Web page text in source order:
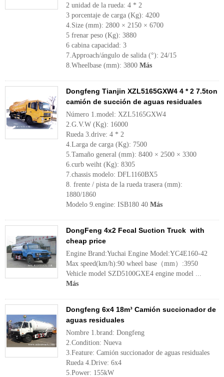
2 unidad de la rueda: 4 * 2
3 porcentaje de carga (Kg): 4200
4.Size (mm): 2800 × 2150 × 6700
5 frenar peso (Kg): 3880
6 cabina capacidad: 3
7.Approach/ángulo de salida (°): 24/15
8.Wheelbase (mm): 3800 Más
Dongfeng Tianjin XZL5165GXW4 4 * 2 7.5ton
camión de succión de aguas residuales
Número 1.model: XZL5165GXW4
2.G.V.W (Kg): 16000
Rueda 3.drive: 4 * 2
4.Larga de carga (Kg): 7500
5.Tamaño general (mm): 8400 × 2500 × 3300
6.curb weiht (Kg): 8305
7.chassis modelo: DFL1160BX5
8. frente / pista de la rueda trasera (mm):
1880/1860
Modelo 9.engine: ISB180 40 Más
DongFeng 4x2 Fecal Suction Truck with
cheap price
Engine Brand:Yuchai Engine Model:YC4E160-42
Max speed(km/h):90 wheel base（mm）:3950
Vehicle model SZD5100GXE4 engine model ...
Más
Dongfeng 6x4 18m³ Camión succionador de
aguas residuales
Nombre 1.brand: Dongfeng
2.Condition: Nueva
3.Feature: Camión succionador de aguas residuales
Rueda 4.Drive: 6x4
5.Power: 155kW